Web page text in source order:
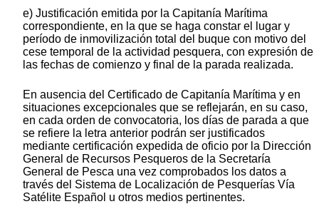
e) Justificación emitida por la Capitanía Marítima
correspondiente, en la que se haga constar el lugar y
período de inmovilización total del buque con motivo del
cese temporal de la actividad pesquera, con expresión de
las fechas de comienzo y final de la parada realizada.
En ausencia del Certificado de Capitanía Marítima y en
situaciones excepcionales que se reflejarán, en su caso,
en cada orden de convocatoria, los días de parada a que
se refiere la letra anterior podrán ser justificados
mediante certificación expedida de oficio por la Dirección
General de Recursos Pesqueros de la Secretaría
General de Pesca una vez comprobados los datos a
través del Sistema de Localización de Pesquerías Vía
Satélite Español u otros medios pertinentes.